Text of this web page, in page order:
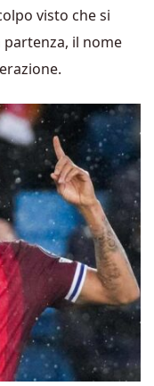
visto che si
partenza, il nome